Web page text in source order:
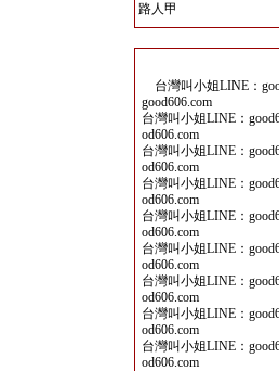
路人甲
台灣叫小姐LINE：
good606.com
台灣叫小姐LINE：
od606.com
台灣叫小姐LINE：
od606.com
台灣叫小姐LINE：
od606.com
台灣叫小姐LINE：
od606.com
台灣叫小姐LINE：
od606.com
台灣叫小姐LINE：
od606.com
台灣叫小姐LINE：
od606.com
台灣叫小姐LINE：
od606.com